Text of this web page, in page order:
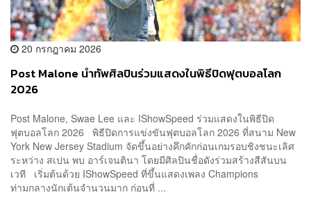
20 กรกฎาคม 2026
Post Malone นำทัพศิลปินร่วมแสดงในพิธีปิดฟุตบอลโลก
2026
Post Malone, Swae Lee และ IShowSpeed ร่วมแสดงในพิธีปิด
ฟุตบอลโลก 2026 พิธีปิดการแข่งขันฟุตบอลโลก 2026 ที่สนาม New
York New Jersey Stadium จัดขึ้นอย่างคึกคักก่อนเกมรอบชิงชนะเลิศ
ระหว่าง สเปน พบ อาร์เจนตินา โดยมีศิลปินชื่อดังร่วมสร้างสีสันบน
เวที เริ่มต้นด้วย IShowSpeed ที่ขึ้นแสดงเพลง Champions
ท่ามกลางนักเต้นจำนวนมาก ก่อนที่ ...